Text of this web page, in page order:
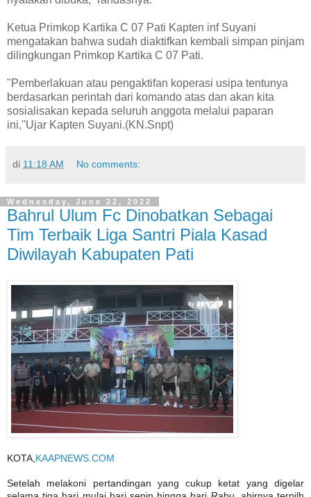
Ketua Primkop Kartika C 07 Pati Kapten inf Suyani
mengatakan bahwa sudah diaktifkan kembali simpan pinjam
dilingkungan Primkop Kartika C 07 Pati.
"Pemberlakuan atau pengaktifan koperasi usipa tentunya
berdasarkan perintah dari komando atas dan akan kita
sosialisakan kepada seluruh anggota melalui paparan
ini,"Ujar Kapten Suyani.(KN.Snpt)
di 11:18 AM No comments:
Wednesday, June 22, 2022
Bahrul Ulum Fc Dinobatkan Sebagai
Tim Terbaik Liga Santri Piala Kasad
Diwilayah Kabupaten Pati
KOTA, KAAPNEWS.COM
Setelah melakoni pertandingan yang cukup ketat yang digelar